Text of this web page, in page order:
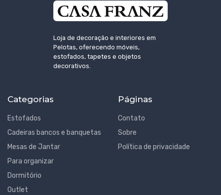
Loja de decoração e interiores em
Pelotas, oferecendo móveis,
estofados, tapetes e objetos
decorativos.
Categorias
Estofados
Cadeiras bancos e banquetas
Mesas de Jantar
Para organizar
Dormitório
Outlet
Páginas
Contato
Sobre
Política de privacidade